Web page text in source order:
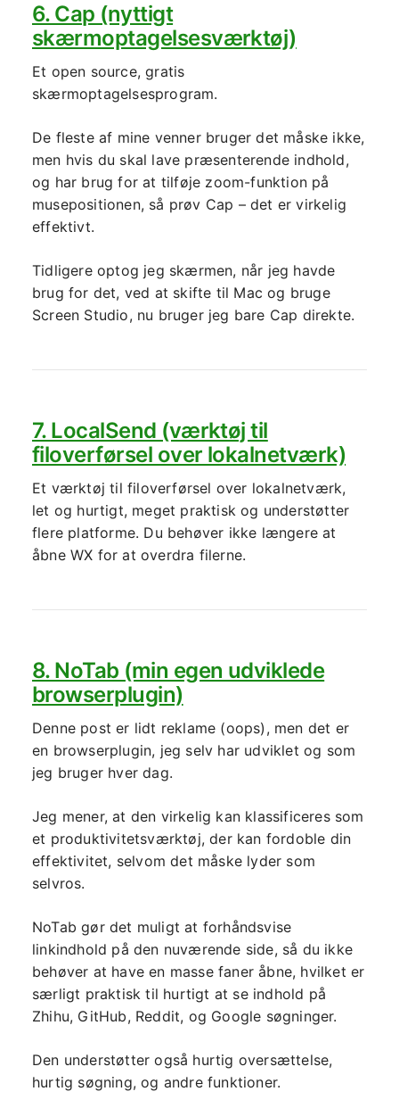
6. Cap (nyttigt
skærmoptagelsesværktøj)
Et open source, gratis
skærmoptagelsesprogram.
De fleste af mine venner bruger det måske ikke,
men hvis du skal lave præsenterende indhold,
og har brug for at tilføje zoom-funktion på
musepositionen, så prøv Cap – det er virkelig
effektivt.
Tidligere optog jeg skærmen, når jeg havde
brug for det, ved at skifte til Mac og bruge
Screen Studio, nu bruger jeg bare Cap direkte.
7. LocalSend (værktøj til
filoverførsel over lokalnetværk)
Et værktøj til filoverførsel over lokalnetværk,
let og hurtigt, meget praktisk og understøtter
flere platforme. Du behøver ikke længere at
åbne WX for at overdra filerne.
8. NoTab (min egen udviklede
browserplugin)
Denne post er lidt reklame (oops), men det er
en browserplugin, jeg selv har udviklet og som
jeg bruger hver dag.
Jeg mener, at den virkelig kan klassificeres som
et produktivitetsværktøj, der kan fordoble din
effektivitet, selvom det måske lyder som
selvros.
NoTab gør det muligt at forhåndsvise
linkindhold på den nuværende side, så du ikke
behøver at have en masse faner åbne, hvilket er
særligt praktisk til hurtigt at se indhold på
Zhihu, GitHub, Reddit, og Google søgninger.
Den understøtter også hurtig oversættelse,
hurtig søgning, og andre funktioner.